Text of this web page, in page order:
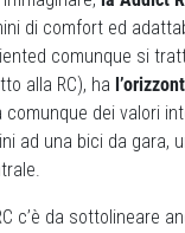
di comfort ed
comunque si
alla RC), ha
dei valori
ad una bici da gara,
c’è da sottolineare